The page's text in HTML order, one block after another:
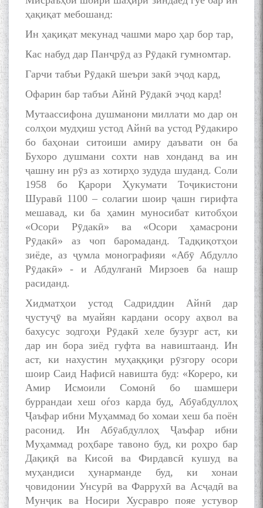
ҳақиқат мебошанд:
Ин ҳақиқат мекунад чашми маро ҳар бор тар,
Кас набуд дар Панҷрӯд аз Рӯдакӣ гумномтар.
Гарчи табъи Рӯдакӣ шеъри закӣ эҷод кард,
Офарин бар табъи Айнӣ Рӯдакӣ эҷод кард!
Мутаассифона душманони миллати мо дар он
солҳои мудҳиш устод Айнӣ ва устод Рӯдакиро
бо баҳонаи ситоиши амиру даъвати он ба
Бухоро душмани сохти нав хонданд ва ин
ҷашну ин рӯз аз хотирҳо зудуда шуданд. Соли
1958 бо Қарори Ҳукумати Тоҷикистони
Шуравӣ 1100 – солагии шоир ҷашн гирифта
мешавад, ки ба ҳамин муносибат китобҳои
«Осори Рӯдакӣ» ва «Осори ҳамасрони
Рӯдакӣ» аз чоп баромаданд. Тадқиқотҳои
зиёде, аз ҷумла монографияи «Абӯ Абдулло
Рӯдакӣ» - и Абдулғанӣ Мирзоев ба нашр
расиданд.
Хидматҳои устод Садриддин Айнӣ дар
ҷустуҷӯ ва муайян кардани осору аҳвол ва
бахусус зодгоҳи Рӯдакӣ хеле бузург аст, ки
дар ин бора зиёд гуфта ва навиштаанд. Ин
аст, ки нахустин муҳаққиқи рӯзгору осори
шоир Саид Нафисӣ навишта буд: «Кореро, ки
Амир Исмоили Сомонӣ бо шамшери
буррандаи хеш оѓоз карда буд, Абӯабдуллоҳ
Ҷаъфар ибни Муҳаммад бо хомаи хеш ба поён
расонид. Ин Абӯабдуллоҳ Ҷаъфар ибни
Муҳаммад роҳбаре тавоно буд, ки роҳро бар
Дақиқӣ ва Кисоӣ ва Фирдавсӣ кушуд ва
муҳандиси ҳунарманде буд, ки хонаи
ҷовидонии Унсурӣ ва Фаррухӣ ва Асҷадӣ ва
Мунҷик ва Носири Хусравро пояе устувор